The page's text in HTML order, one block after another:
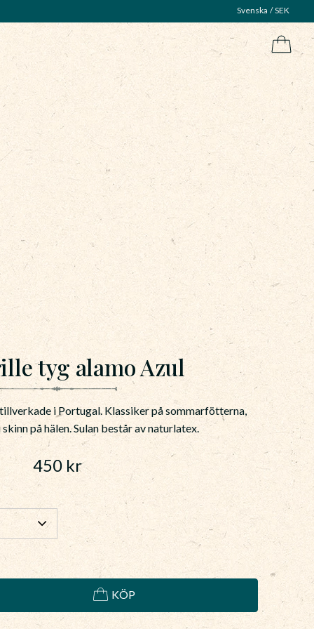
Svenska SEK
tyg alamo Azul
i Portugal. Klassiker på sommarfötterna,
på hälen. Sulan består av naturlatex.
450kr
KÖP